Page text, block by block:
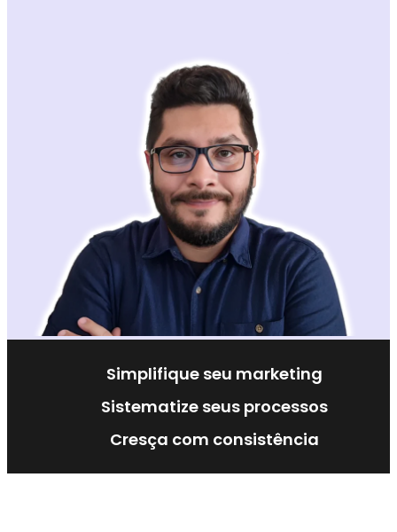
Simplifique seu marketing
Sistematize seus processos
Cresça com consistência